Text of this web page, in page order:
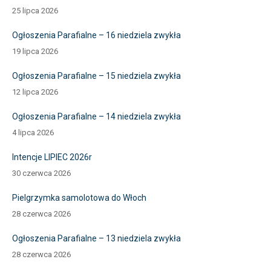
25 lipca 2026
Ogłoszenia Parafialne – 16 niedziela zwykła
19 lipca 2026
Ogłoszenia Parafialne – 15 niedziela zwykła
12 lipca 2026
Ogłoszenia Parafialne – 14 niedziela zwykła
4 lipca 2026
Intencje LIPIEC 2026r
30 czerwca 2026
Pielgrzymka samolotowa do Włoch
28 czerwca 2026
Ogłoszenia Parafialne – 13 niedziela zwykła
28 czerwca 2026